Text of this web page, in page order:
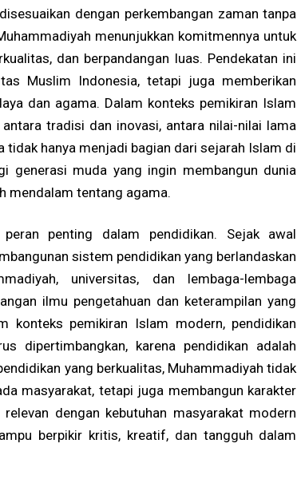
dengan perkembangan zaman tanpa
menunjukkan komitmennya untuk
dan berpandangan luas. Pendekatan ini
Muslim Indonesia, tetapi juga memberikan
dan agama. Dalam konteks pemikiran Islam
tradisi dan inovasi, antara nilai-nilai lama
tidak hanya menjadi bagian dari sejarah Islam di
generasi muda yang ingin membangun dunia
mendalam tentang agama.
penting dalam pendidikan. Sejak awal
sistem pendidikan yang berlandaskan
universitas, dan lembaga-lembaga
ilmu pengetahuan dan keterampilan yang
konteks pemikiran Islam modern, pendidikan
dipertimbangkan, karena pendidikan adalah
yang berkualitas, Muhammadiyah tidak
masyarakat, tetapi juga membangun karakter
dengan kebutuhan masyarakat modern
berpikir kritis, kreatif, dan tangguh dalam